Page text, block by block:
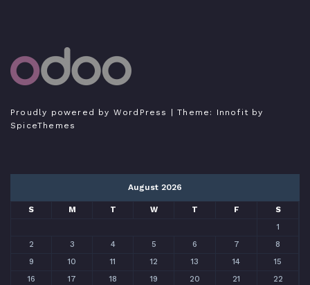
Proudly powered by WordPress | Theme: Innofit by
SpiceThemes
August 2026
S M T W T F
S
1
2
3 4 5 6 7
8
9
10 11 12 13 14
15
16
17 18 19 20 21
22